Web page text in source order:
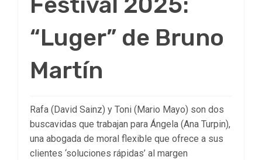
“Luger” de Bruno
Martín
Rafa (David Sainz) y Toni (Mario Mayo) son dos
buscavidas que trabajan para Ángela (Ana Turpin),
una abogada de moral flexible que ofrece a sus
clientes ‘soluciones rápidas’ al margen